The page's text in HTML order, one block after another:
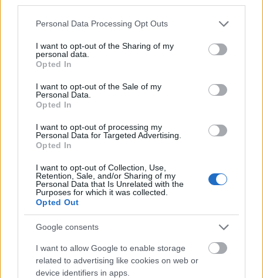
Please note that this website/app uses one or more Google
not limited to your visit or usage behaviour. You may click to
grant or deny consent to Google and its third-party tags to
use your data for below specified purposes in below Google
consent section.
Personal Data Processing Opt Outs
I want to opt-out of the Sharing of my
personal data.
Opted In
I want to opt-out of the Sale of my
Personal Data.
Opted In
I want to opt-out of processing my
Personal Data for Targeted Advertising.
Opted In
I want to opt-out of Collection, Use,
Retention, Sale, and/or Sharing of my
Personal Data that Is Unrelated with the
Purposes for which it was collected.
Opted Out
Google consents
I want to allow Google to enable storage
related to advertising like cookies on web or
device identifiers in apps.
Στη Διακεκριμένη θέση, προσφέρεται μια σειρά από
κομψά και δημιουργικά επιμελημένα πιάτα, όπως